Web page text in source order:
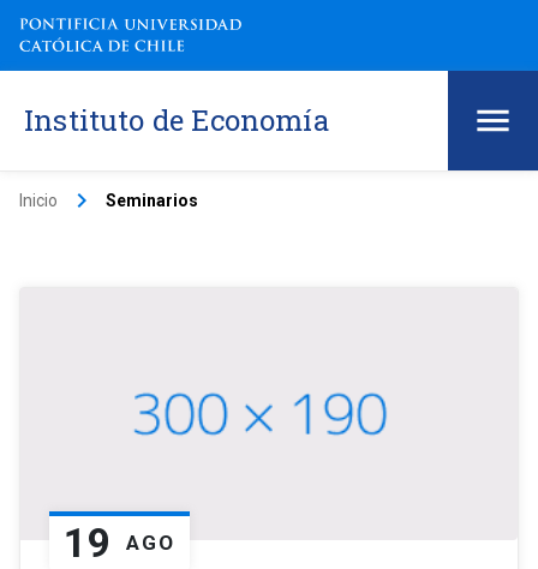
Instituto de Economía
Inicio keyboard_arrow_right Seminarios
19 AGO